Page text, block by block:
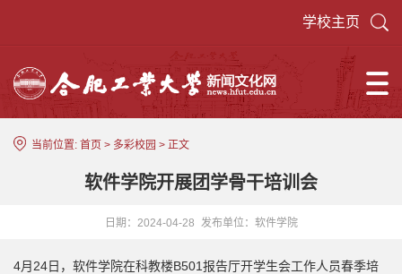
学校主页
当前位置: 首页 > 多彩校园 > 正文
软件学院开展团学骨干培训会
日期：2024-04-28 发布单位：软件学院
4月24日，软件学院在科教楼B501报告厅开学生会工作人员春季培